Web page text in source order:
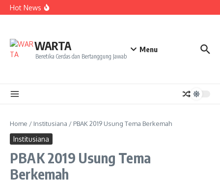
Lewati ke konten
Hot News
ke NCC 4 Bali
Sukseskan Kerja Bakti di Anjungan Melancar
WARTA
Beretika Cerdas dan Bertanggung Jawab
Menu
Home / Institusiana / PBAK 2019 Usung Tema Berkemah
Institusiana
PBAK 2019 Usung Tema
Berkemah